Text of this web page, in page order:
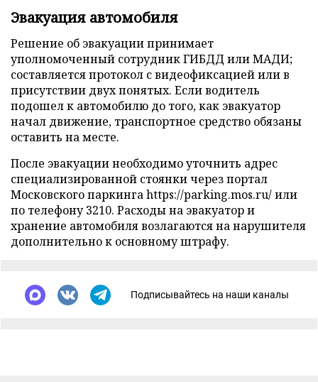
Эвакуация автомобиля
Решение об эвакуации принимает
уполномоченный сотрудник ГИБДД или МАДИ;
составляется протокол с видеофиксацией или в
присутствии двух понятых. Если водитель
подошел к автомобилю до того, как эвакуатор
начал движение, транспортное средство обязаны
оставить на месте.
После эвакуации необходимо уточнить адрес
специализированной стоянки через портал
Московского паркинга https://parking.mos.ru/ или
по телефону 3210. Расходы на эвакуатор и
хранение автомобиля возлагаются на нарушителя
дополнительно к основному штрафу.
Подписывайтесь на наши каналы